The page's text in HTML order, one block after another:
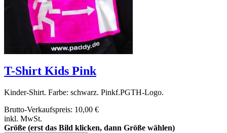
T-Shirt Kids Pink
Kinder-Shirt. Farbe: schwarz. Pinkf.PGTH-Logo.
Brutto-Verkaufspreis: 10,00 €
inkl. MwSt.
Größe (erst das Bild klicken, dann Größe wählen)